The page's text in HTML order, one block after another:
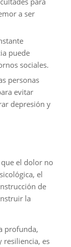
a ser
puede
sociales.
personas
evitar
depresión y
el dolor no
el
de
la
profunda,
resiliencia, es